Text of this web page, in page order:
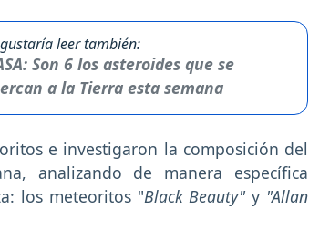
gustaría leer también:
Son 6 los asteroides que se
a la Tierra esta semana
e investigaron la composición del
analizando de manera específica
los meteoritos "Black Beauty" y "Allan